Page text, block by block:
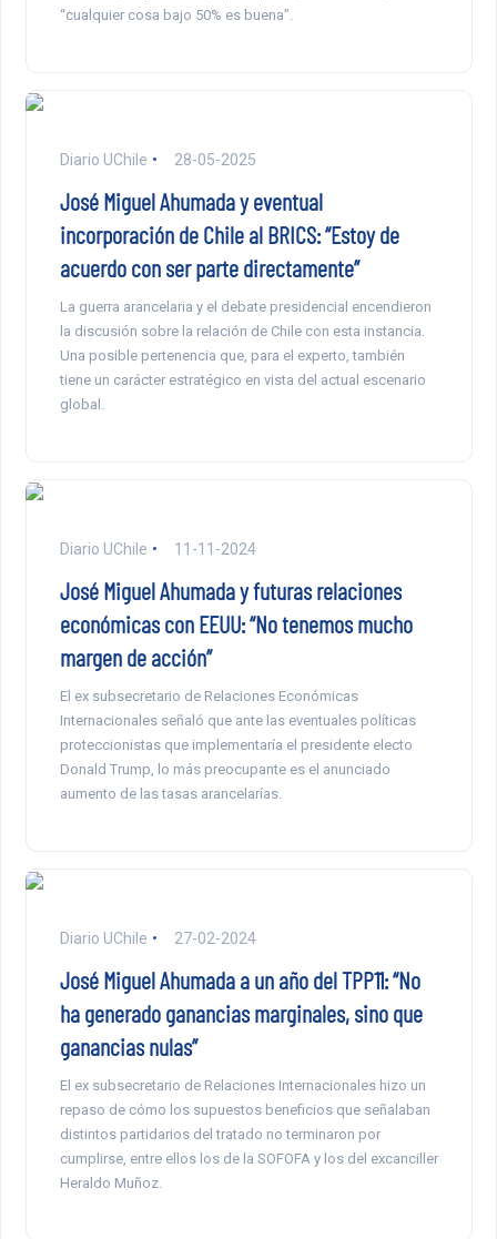
“cualquier cosa bajo 50% es buena”.
Diario UChile 28-05-2025
José Miguel Ahumada y eventual
incorporación de Chile al BRICS: “Estoy de
acuerdo con ser parte directamente”
La guerra arancelaria y el debate presidencial encendieron
la discusión sobre la relación de Chile con esta instancia.
Una posible pertenencia que, para el experto, también
tiene un carácter estratégico en vista del actual escenario
global.
Diario UChile 11-11-2024
José Miguel Ahumada y futuras relaciones
económicas con EEUU: “No tenemos mucho
margen de acción”
El ex subsecretario de Relaciones Económicas
Internacionales señaló que ante las eventuales políticas
proteccionistas que implementaría el presidente electo
Donald Trump, lo más preocupante es el anunciado
aumento de las tasas arancelarías.
Diario UChile 27-02-2024
José Miguel Ahumada a un año del TPP11: “No
ha generado ganancias marginales, sino que
ganancias nulas”
El ex subsecretario de Relaciones Internacionales hizo un
repaso de cómo los supuestos beneficios que señalaban
distintos partidarios del tratado no terminaron por
cumplirse, entre ellos los de la SOFOFA y los del excanciller
Heraldo Muñoz.